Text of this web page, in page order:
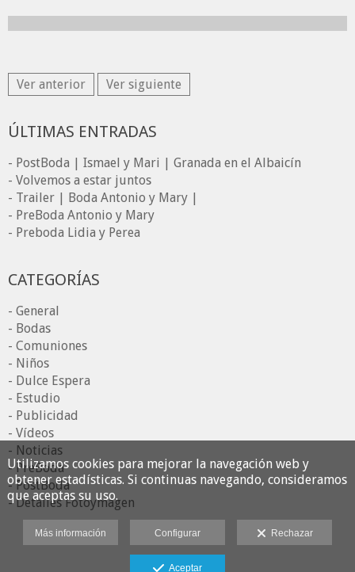
Ver anterior Ver siguiente
ÚLTIMAS ENTRADAS
- PostBoda | Ismael y Mari | Granada en el Albaicín
- Volvemos a estar juntos
- Trailer | Boda Antonio y Mary |
- PreBoda Antonio y Mary
- Preboda Lidia y Perea
CATEGORÍAS
- General
- Bodas
- Comuniones
- Niños
- Dulce Espera
- Estudio
- Publicidad
- Vídeos
- Noticias
- PreBoda
- PostBoda
- Detalles Fotoymagen
Utilizamos cookies para mejorar la navegación web y
obtener estadísticas. Si continuas navegando, consideramos
que aceptas su uso.
Más información Configurar Rechazar
Aceptar